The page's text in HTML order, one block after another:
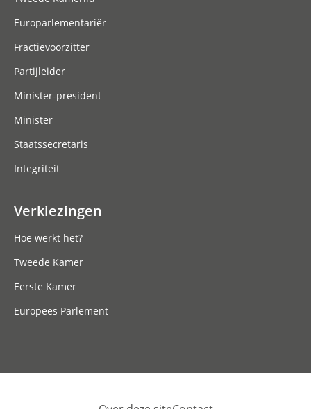
Europarlementariër
Fractievoorzitter
Partijleider
Minister-president
Minister
Staatssecretaris
Integriteit
Verkiezingen
Hoe werkt het?
Tweede Kamer
Eerste Kamer
Europees Parlement